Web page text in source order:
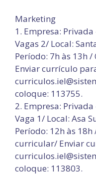
Marketing
1. Empresa: Privada
Vagas 2/ Local:
Período: 7h às 13h
Enviar currículo
coloque: 113755.
2. Empresa: Privada
Vaga 1/ Local: Asa
Período: 12h às 18h
curricular/ Enviar
coloque: 113803.